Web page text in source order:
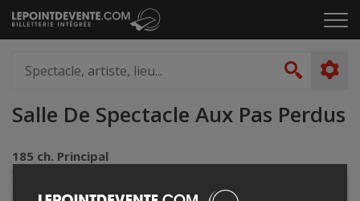
Passer
au
le
artiste,
lieu...
Salle De Spectacle Aux Pas Perdus
185 ch. Principal